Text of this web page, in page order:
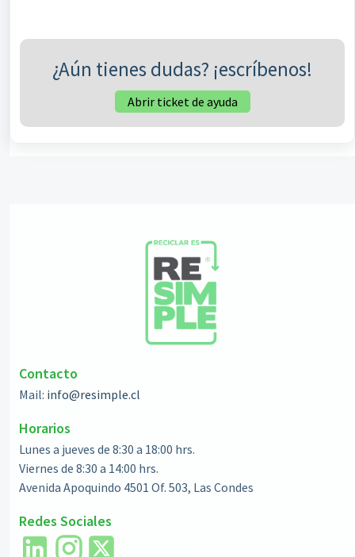
¿Aún tienes dudas? ¡escríbenos!
Abrir ticket de ayuda
Contacto
Mail: info@resimple.cl
Horarios
Lunes a jueves de 8:30 a 18:00 hrs.
Viernes de 8:30 a 14:00 hrs.
Avenida Apoquindo 4501 Of. 503, Las Condes
Redes Sociales